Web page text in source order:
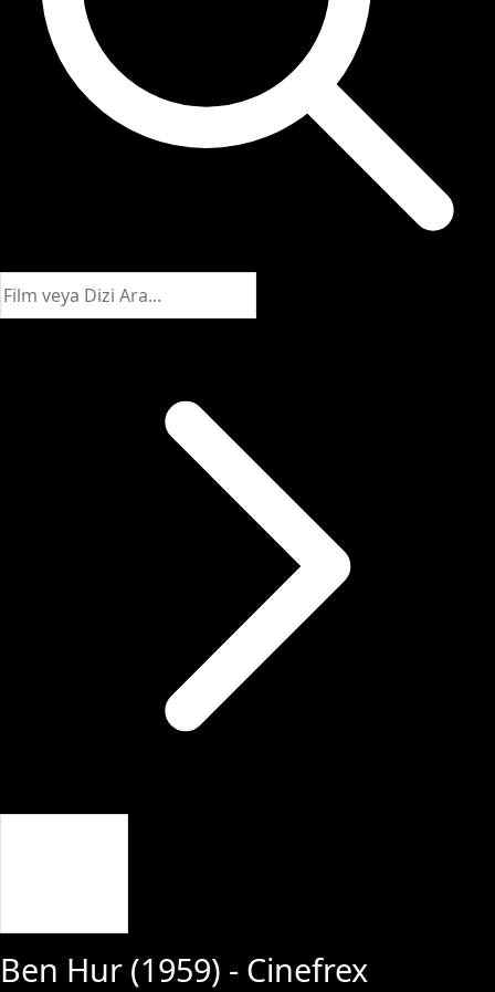
Ben Hur (1959) - Cinefrex